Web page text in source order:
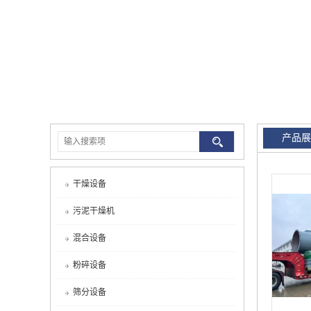
干燥设备
污泥干燥机
混合设备
粉碎设备
筛分设备
产品